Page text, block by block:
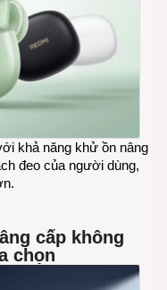
khả năng khử ồn nâng
đeo của người dùng,
cấp không
chọn